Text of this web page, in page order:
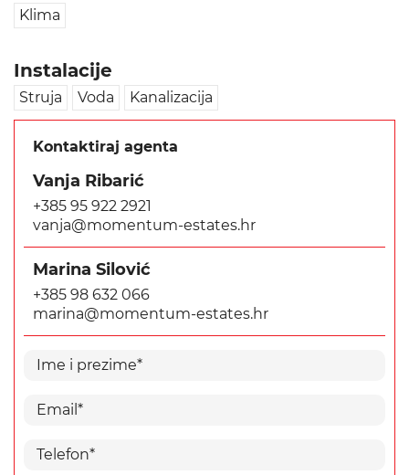
Klima
Instalacije
Struja Voda Kanalizacija
Kontaktiraj agenta
Vanja Ribarić
+385 95 922 2921
vanja@momentum-estates.hr
Marina Silović
+385 98 632 066
marina@momentum-estates.hr